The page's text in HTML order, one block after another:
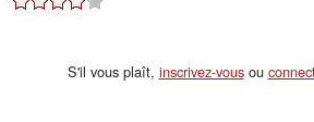
S'il vous plaît, inscrivez-vousou